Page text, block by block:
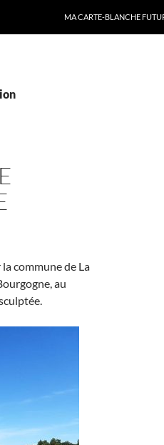
MA CARTE-BLANCHE
commune de La
au